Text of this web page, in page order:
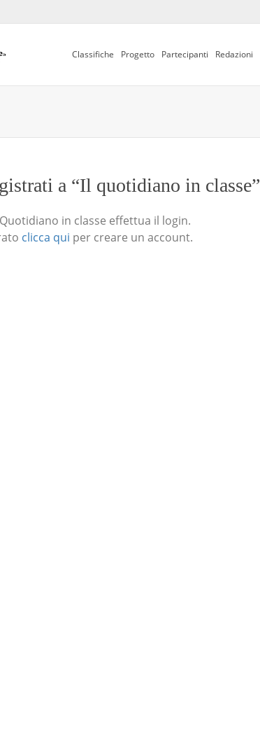
Classifiche Progetto Partecipanti Redazioni
a “Il quotidiano in classe”
in classe effettua il login.
clicca qui per creare un account.